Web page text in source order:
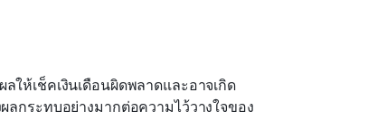
ห้เช็คเงินเดือนผิดพลาดและอาจเกิด
กระทบอย่างมากต่อความไว้วางใจของ